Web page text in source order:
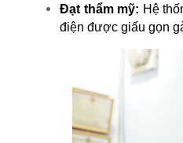
Đạt thẩm mỹ: Hệ
điện được giấu gọn